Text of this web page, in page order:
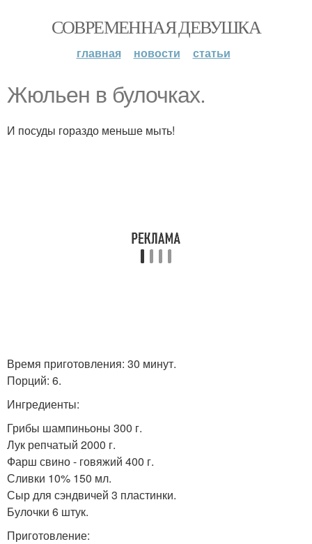
СОВРЕМЕННАЯ ДЕВУШКА
главная новости статьи
Жюльен в булочках.
И посуды гораздо меньше мыть!
Время приготовления: 30 минут.
Порций: 6.
Ингредиенты:
Грибы шампиньоны 300 г.
Лук репчатый 2000 г.
Фарш свино - говяжий 400 г.
Сливки 10% 150 мл.
Сыр для сэндвичей 3 пластинки.
Булочки 6 штук.
Приготовление: